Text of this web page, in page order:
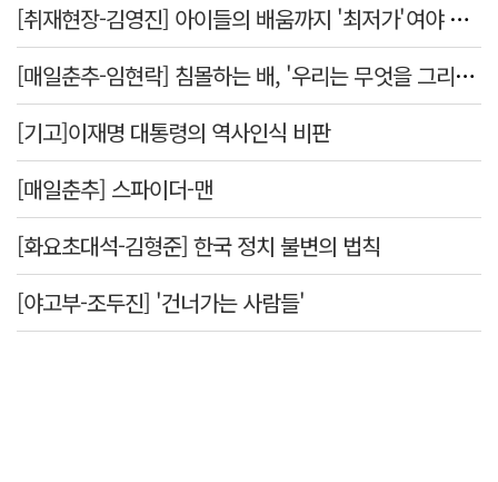
[취재현장-김영진] 아이들의 배움까지 '최저가'여야 하나
[매일춘추-임현락] 침몰하는 배, '우리는 무엇을 그리는가'
[기고]이재명 대통령의 역사인식 비판
[매일춘추] 스파이더-맨
[화요초대석-김형준] 한국 정치 불변의 법칙
[야고부-조두진] '건너가는 사람들'